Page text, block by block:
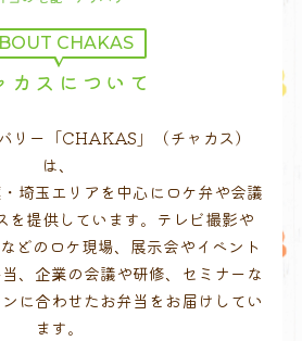
CHAKAS
カスについて
リー「CHAKAS」（チャカス）
は、
埼玉エリアを中心にロケ弁や会議
を提供しています。テレビ撮影や
どのロケ現場、展示会やイベント
、企業の会議や研修、セミナーな
に合わせたお弁当をお届けしてい
ます。